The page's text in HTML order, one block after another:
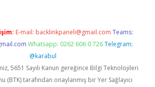
E-mail: backlinkpaneli@gmail.com Teams:
Whatsapp: 0262 606 0 726 Telegram:
@karabul
5651 Sayılı Kanun gereğince Bilgi Teknolojileri
(BTK) tarafından onaylanmış bir Yer Sağlayıcı